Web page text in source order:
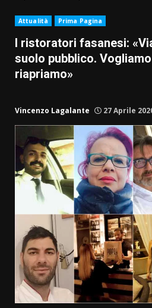
Attualità Prima Pagina
I ristoratori fasanesi:
suolo pubblico.
riapriamo»
Vincenzo Lagalante 27 Aprile